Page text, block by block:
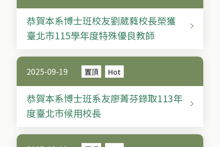
恭賀本系博士班校友劉葳蕤校長榮獲
臺北市115學年度特殊優良教師
2025-09-19 置頂 Hot
恭賀本系博士班系友廖菁芬錄取113年
度臺北市候用校長